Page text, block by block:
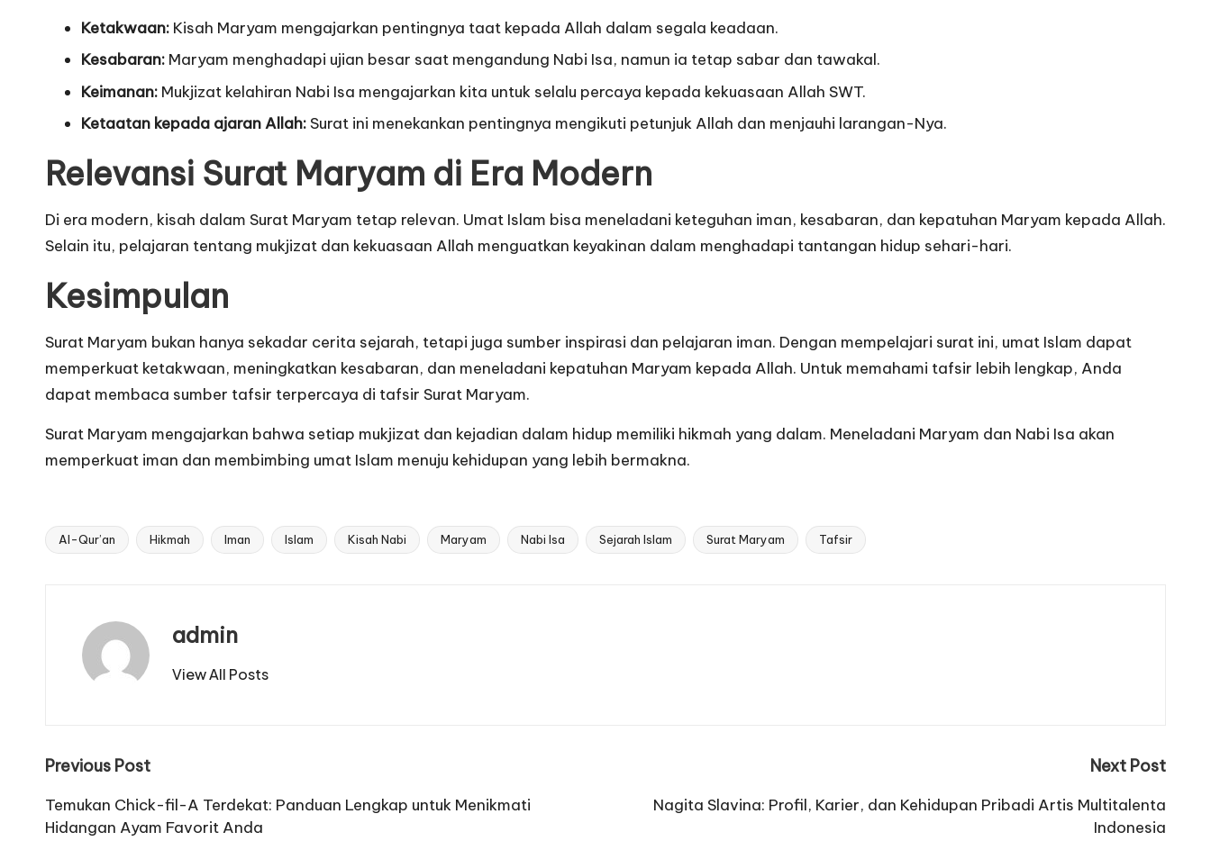
Ketakwaan: Kisah Maryam mengajarkan pentingnya taat kepada Allah dalam segala keadaan.
Kesabaran: Maryam menghadapi ujian besar saat mengandung Nabi Isa, namun ia tetap sabar dan tawakal.
Keimanan: Mukjizat kelahiran Nabi Isa mengajarkan kita untuk selalu percaya kepada kekuasaan Allah SWT.
Ketaatan kepada ajaran Allah:Surat ini menekankan pentingnya mengikuti petunjuk Allah dan menjauhi larangan-Nya.
Relevansi Surat Maryam di Era Modern
Di era modern, kisah dalam Surat Maryam tetap relevan. Umat Islam bisa meneladani keteguhan iman, kesabaran, dan kepatuhan Maryam kepada Allah.
Selain itu, pelajaran tentang mukjizat dan kekuasaan Allah menguatkan keyakinan dalam menghadapi tantangan hidup sehari-hari.
Kesimpulan
Surat Maryam bukan hanya sekadar cerita sejarah, tetapi juga sumber inspirasi dan pelajaran iman. Dengan mempelajari surat ini, umat Islam dapat
memperkuat ketakwaan, meningkatkan kesabaran, dan meneladani kepatuhan Maryam kepada Allah. Untuk memahami tafsir lebih lengkap, Anda
dapat membaca sumber tafsir terpercaya di tafsir Surat Maryam.
Surat Maryam mengajarkan bahwa setiap mukjizat dan kejadian dalam hidup memiliki hikmah yang dalam. Meneladani Maryam dan Nabi Isa akan
memperkuat iman dan membimbing umat Islam menuju kehidupan yang lebih bermakna.
Tags:
Al-Qur’an Hikmah Iman Islam Kisah Nabi Maryam Nabi Isa Sejarah Islam Surat Maryam Tafsir
admin
View All Posts
Post
navigation
Previous Post
Temukan Chick-fil-A Terdekat: Panduan Lengkap untuk Menikmati
Hidangan Ayam Favorit Anda
Next Post
Nagita Slavina: Profil, Karier, dan Kehidupan Pribadi Artis Multitalenta
Indonesia